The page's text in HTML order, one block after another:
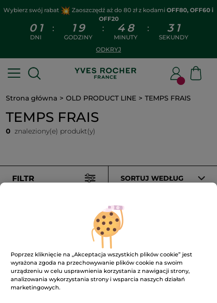
Wybierz swój rabat Zaoszczędź aż do 80 zł z kodami OFF80, OFF60 i
OFF20
0 1
DNI
: 1 9
GODZINY
: 4 8
MINUTY
: 3 1
SEKUNDY
ODKRYJ
Strona główna OLD PRODUCT LINE TEMPS FRAIS
TEMPS FRAIS
0 znaleziony(e) produkt(y)
FILTR SORTUJ WEDŁUG
Poprzez kliknięcie na „Akceptacja wszystkich plików cookie” jest
wyrażona zgoda na przechowywanie plików cookie na swoim
urządzeniu w celu usprawnienia korzystania z nawigacji strony,
analizowania wykorzystania strony i wsparcia naszych działań
marketingowych.